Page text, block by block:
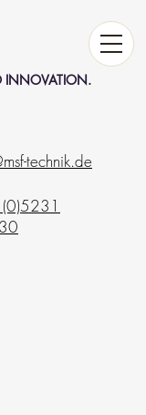
INNOVATION.
technik.de